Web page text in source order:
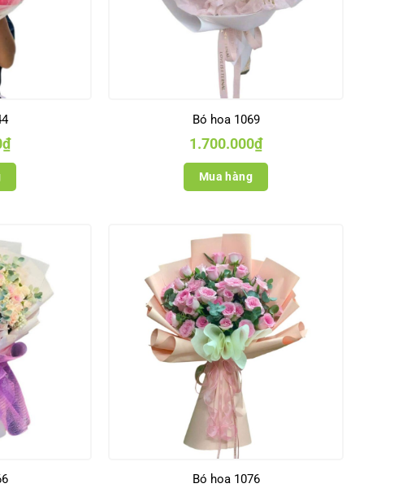
₫
Bó hoa 1069
1.700.000₫
Mua hàng
Bó hoa 1076